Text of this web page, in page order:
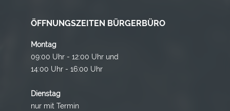
ÖFFNUNGSZEITEN BÜRGERBÜRO
Montag
09:00 Uhr - 12:00 Uhr und
14:00 Uhr - 16:00 Uhr
Dienstag
nur mit Termin